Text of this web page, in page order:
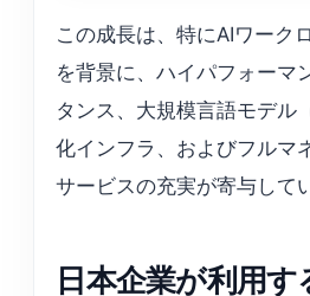
この成長は、特にAIワーク
を背景に、ハイパフォーマ
タンス、大規模言語モデル
化インフラ、およびフルマ
サービスの充実が寄与して
日本企業が利用す